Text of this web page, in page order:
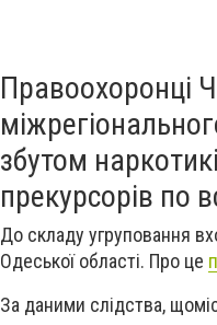
Правоохоронці
збутом
прекурсорів по
До складу угруповання
Одеської області. Про це
За даними слідства,